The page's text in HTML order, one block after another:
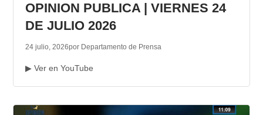
OPINION PUBLICA | VIERNES 24
DE JULIO 2026
24 julio, 2026por Departamento de Prensa
▶ Ver en YouTube